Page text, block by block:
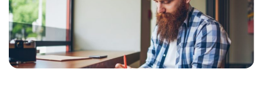
Ayuda
Cursos